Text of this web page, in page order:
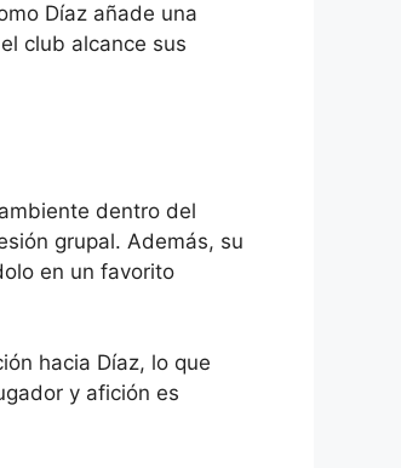
Díaz añade una
club alcance sus
dentro del
grupal. Además, su
en un favorito
hacia Díaz, lo que
y afición es